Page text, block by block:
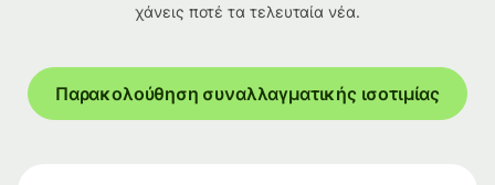
χάνεις ποτέ τα τελευταία νέα.
Παρακολούθηση συναλλαγματικής ισοτιμίας